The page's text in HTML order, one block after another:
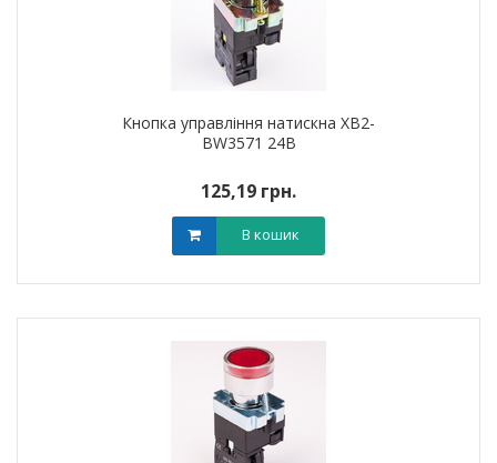
Кнопка управління натискна XB2-
BW3571 24В
125,19 грн.
В кошик